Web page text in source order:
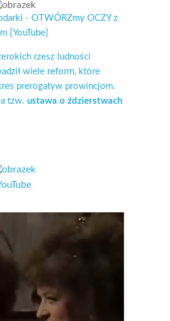
- OTWÓRZmy OCZY z
[YouTube]
rzesz ludności
wiele reform, które
prerogatyw prowincjom.
tzw.ustawa o ździerstwach